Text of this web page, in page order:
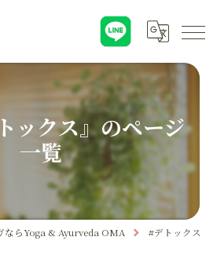
ックス』のページ
一覧
ならYoga & Ayurveda OMA #デトックス